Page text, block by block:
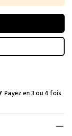
Payez en 3 ou 4 fois